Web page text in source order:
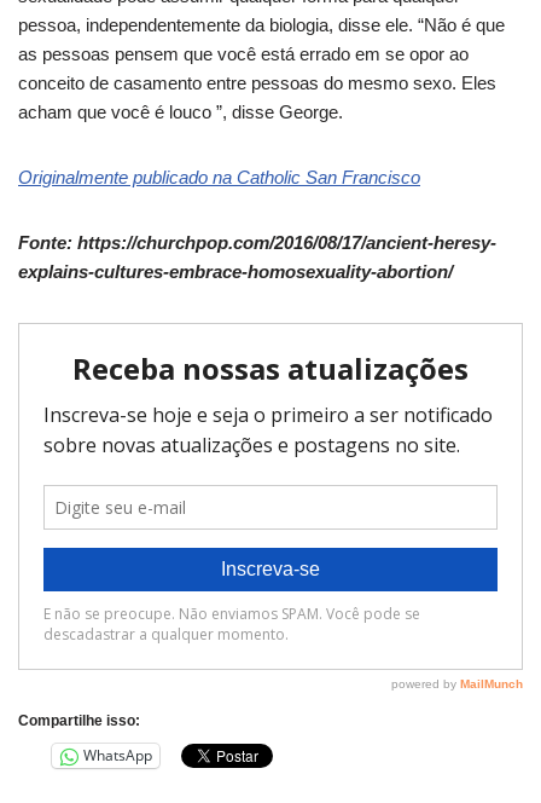
pessoa, independentemente da biologia, disse ele. “Não é que
as pessoas pensem que você está errado em se opor ao
conceito de casamento entre pessoas do mesmo sexo. Eles
acham que você é louco ”, disse George.
Originalmente publicado na Catholic San Francisco
Fonte: https://churchpop.com/2016/08/17/ancient-heresy-
explains-cultures-embrace-homosexuality-abortion/
Compartilhe isso:
WhatsApp